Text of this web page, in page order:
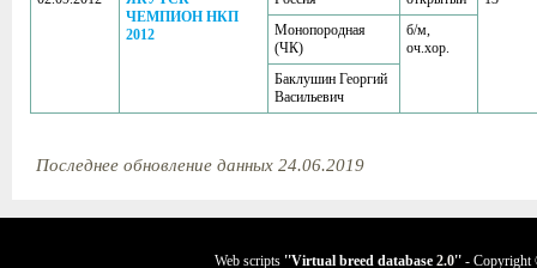
ЧЕМПИОН НКП
2012
Монопородная
(ЧК)
б/м,
оч.хор.
Баклушин Георгий
Васильевич
Последнее обновление данных 24.06.2019
Web scripts ''Virtual breed database 2.0'' - Copyright